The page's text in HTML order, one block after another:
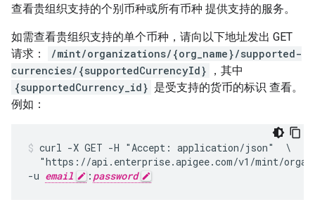
查看贵组织支持的个别币种或所有币种 提供支持的服务。
如需查看贵组织支持的单个币种，请向以下地址发出 GET
请求：
/mint/organizations/{org_name}/supported-
currencies/{supportedCurrencyId}
，其中
{supportedCurrency_id} 是受支持的货币的标识 查看。
例如：
curl -X GET -H "Accept: application/json"  \
"https://api.enterprise.apigee.com/v1/mint/
-u email : password